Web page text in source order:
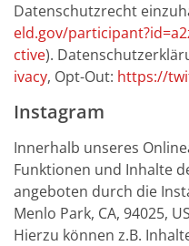
Datenschutzrecht
eld.gov/
ctive).
ivacy, Opt-Out: https://
Instagram
Innerhalb unseres
Funktionen und Inhalte
angeboten durch die
Menlo Park, CA, 94025,
Hierzu können z.B.